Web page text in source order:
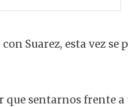
Suarez, esta vez se
que sentarnos frente a